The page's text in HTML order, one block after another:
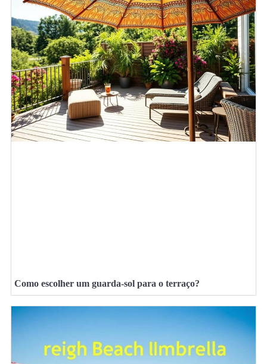
Como escolher um guarda-sol para o terraço?